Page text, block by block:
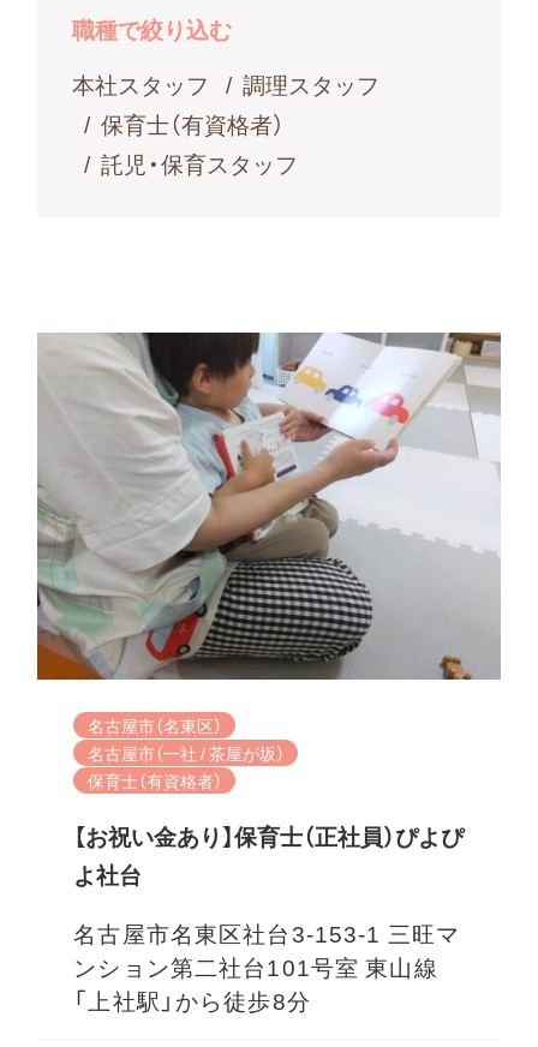
職種で絞り込む
本社スタッフ
調理スタッフ
保育士（有資格者）
託児・保育スタッフ
名古屋市（名東区）
名古屋市（一社 / 茶屋が坂）
保育士（有資格者）
【お祝い金あり】保育士（正社員）ぴよぴ
よ社台
名古屋市名東区社台3-153-1 三旺マ
ンション第二社台101号室 東山線
「上社駅」から徒歩8分